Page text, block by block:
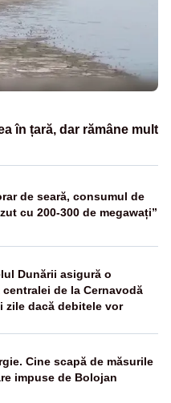
în țară, dar rămâne mult
de seară, consumul de
cu 200-300 de megawați”
Dunării asigură o
de la Cernavodă
zile dacă debitele vor
Cine scapă de măsurile
impuse de Bolojan